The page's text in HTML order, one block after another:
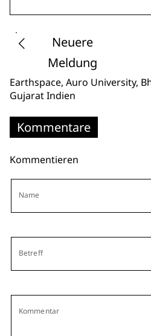
Neuere
Meldung
Earthspace, Auro University,
GujaratIndien
Kommentare
Kommentieren
Name
Betreff
Kommentar